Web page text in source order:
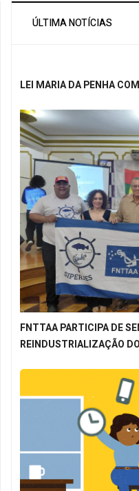
ÚLTIMA NOTÍCIAS
LEI MARIA DA PENHA
FNTTAA PARTICIPA DE
REINDUSTRIALIZAÇÃO